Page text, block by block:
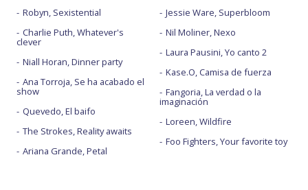
Robyn, Sexistential
Charlie Puth, Whatever's
clever
Niall Horan, Dinner party
Ana Torroja, Se ha acabado el
show
Quevedo, El baifo
The Strokes, Reality awaits
Ariana Grande, Petal
Jessie Ware, Superbloom
Nil Moliner, Nexo
Laura Pausini, Yo canto 2
Kase.O, Camisa de fuerza
Fangoria, La verdad o la
imaginación
Loreen, Wildfire
Foo Fighters, Your favorite toy